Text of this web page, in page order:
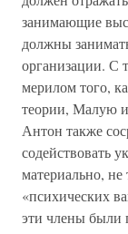
занимающие
должны
организации. С
мерилом того,
теории, Малую
Антон также
содействовать
материально,
«психических
эти члены были